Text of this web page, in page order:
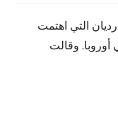
التي اهتمت
وقالت